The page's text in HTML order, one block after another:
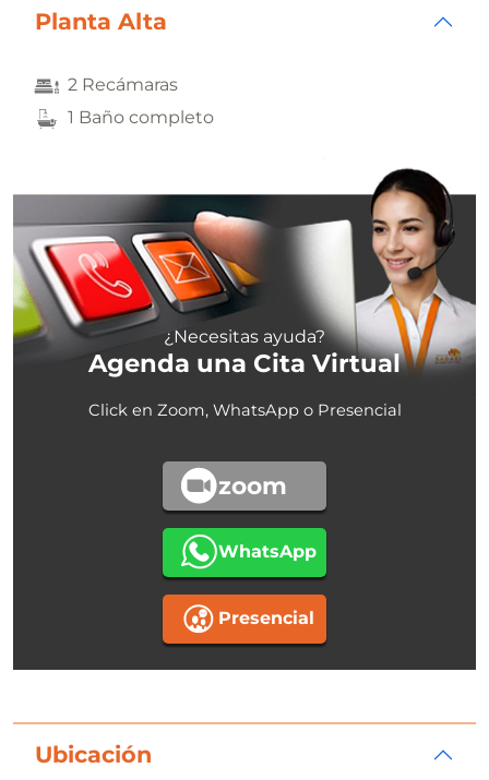
Planta Alta
2 Recámaras
1 Baño completo
¿Necesitas ayuda?
Agenda una Cita Virtual
Click en Zoom, WhatsApp o Presencial
zoom
WhatsApp
Presencial
Ubicación